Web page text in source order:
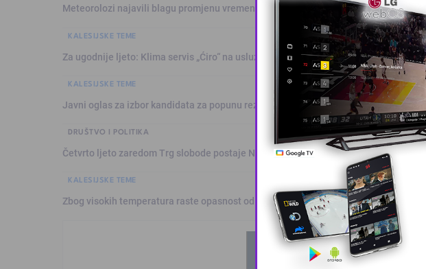
Meteorolozi najavili blagu promjenu vremena: Sutra pljuskovi i grmljav …
KALESIJSKE TEME
Za ugodnije ljeto: Klima servis „Ćiro“ na usluzi građanima
KALESIJSKE TEME
Javni oglas za izbor kandidata za popunu rezervne liste kvalifikovanih …
DRUŠTVO I POLITIKA
Četvrto ljeto zaredom Trg slobode postaje Naše mjesto – BingoL …
KALESIJSKE TEME
Zbog visokih temperatura raste opasnost od požara: Vatrogasci pozivaj …